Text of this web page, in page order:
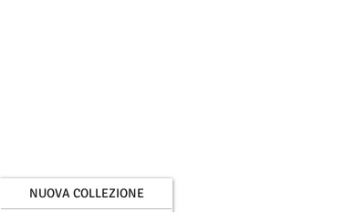
NUOVA COLLEZIONE